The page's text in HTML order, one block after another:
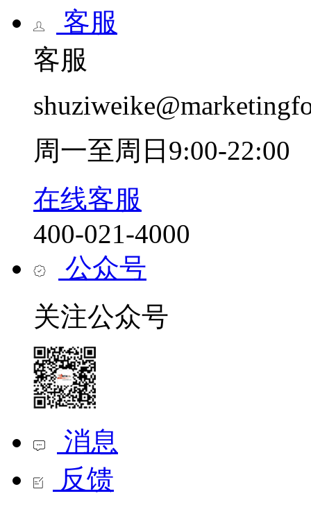
客服
客服
周一至周日9:00-22:00
在线客服
400-021-4000
公众号
关注公众号
消息
反馈